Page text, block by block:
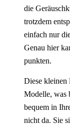
die
trotzdem
einfach nur
Genau hier
punkten.
Diese kleinen
Modelle, was
bequem in
nicht da. Sie